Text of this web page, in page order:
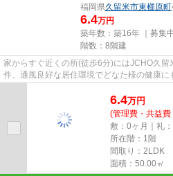
福岡県久留米市東櫛原町
6.4万円
築年数：築16年 ｜募集
階数：8階建
家からすぐ近くの所(徒歩6分)にはJCHO久
件、通風良好な居住環境でどなた様の健康に
2駅利用できる場所にあり、ア...
6.4万円
(管理費・共益
敷：0ヶ月｜礼
所在階：1階
間取り：2LDK
面積：50.00㎡